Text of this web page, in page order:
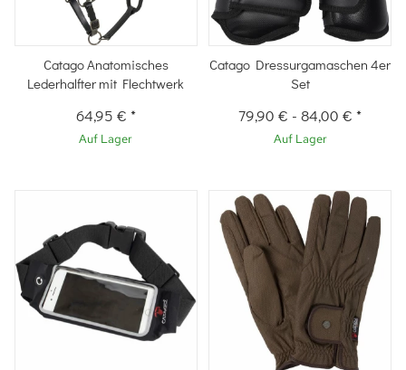
Catago Anatomisches
Lederhalfter mit Flechtwerk
64,95 € *
Auf Lager
Catago Dressurgamaschen 4er
Set
79,90 € -84,00 €*
Auf Lager